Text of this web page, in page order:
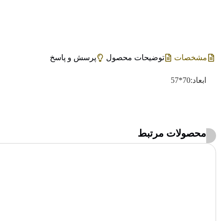
مشخصات توضیحات محصول پرسش و پاسخ
ابعاد:70*57
محصولات مرتبط